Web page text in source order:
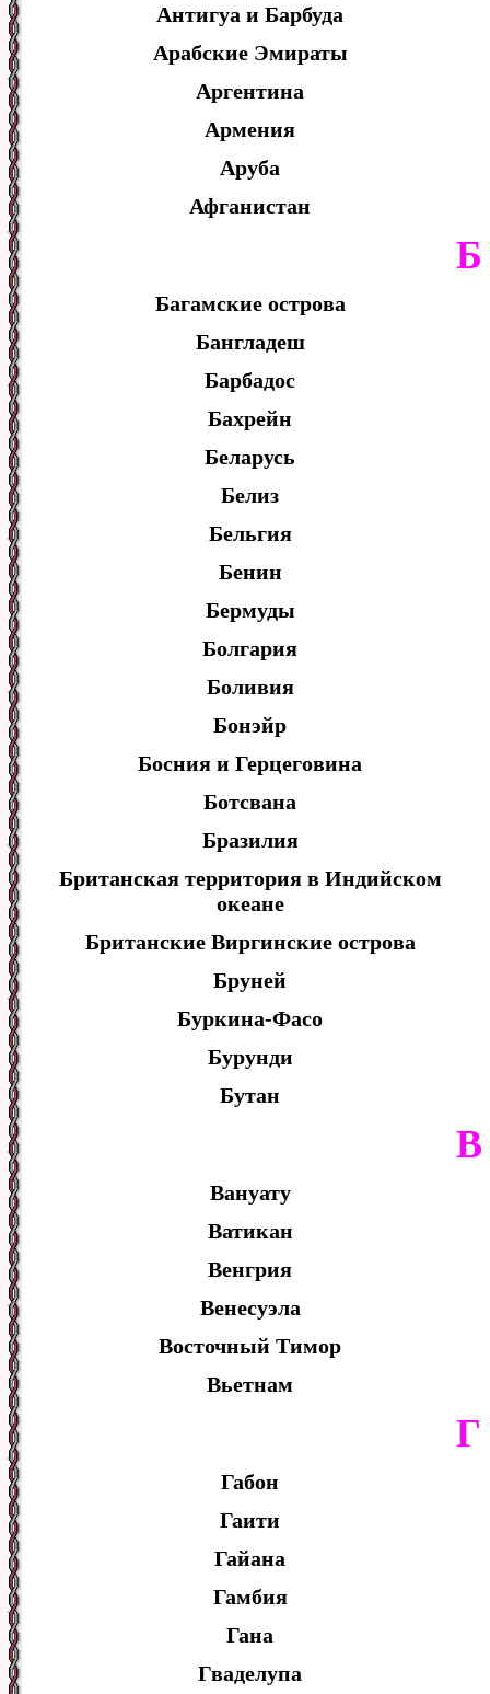
Антигуа и Барбуда
Арабские Эмираты
Аргентина
Армения
Аруба
Афганистан
Б
Багамские острова
Бангладеш
Барбадос
Бахрейн
Беларусь
Белиз
Бельгия
Бенин
Бермуды
Болгария
Боливия
Бонэйр
Босния и Герцеговина
Ботсвана
Бразилия
Британская территория в Индийском
океане
Британские Виргинские острова
Бруней
Буркина-Фасо
Бурунди
Бутан
В
Вануату
Ватикан
Венгрия
Венесуэла
Восточный Тимор
Вьетнам
Г
Габон
Гаити
Гайана
Гамбия
Гана
Гваделупа